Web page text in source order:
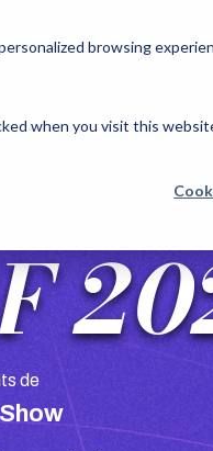
browsing
when you visit this
de